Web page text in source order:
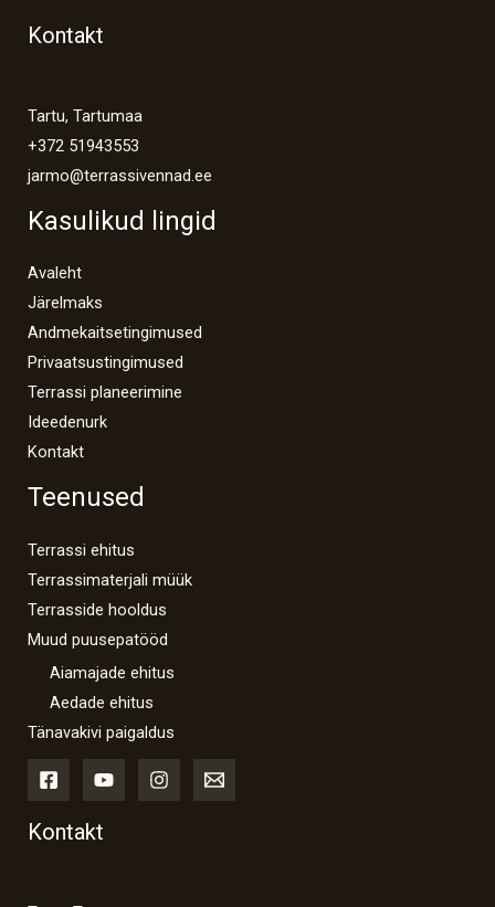
Kontakt
Tartu, Tartumaa
+372 51943553
jarmo@terrassivennad.ee
Kasulikud lingid
Avaleht
Järelmaks
Andmekaitsetingimused
Privaatsustingimused
Terrassi planeerimine
Ideedenurk
Kontakt
Teenused
Terrassi ehitus
Terrassimaterjali müük
Terrasside hooldus
Muud puusepatööd
Aiamajade ehitus
Aedade ehitus
Tänavakivi paigaldus
Kontakt